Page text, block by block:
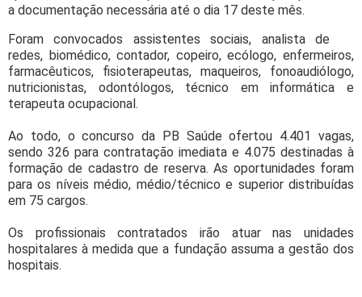
a documentação necessária até o dia 17 deste mês.
Foram convocados assistentes sociais, analista de
redes, biomédico, contador, copeiro, ecólogo, enfermeiros,
farmacêuticos, fisioterapeutas, maqueiros, fonoaudiólogo,
nutricionistas, odontólogos, técnico em informática e
terapeuta ocupacional.
Ao todo, o concurso da PB Saúde ofertou 4.401 vagas,
sendo 326 para contratação imediata e 4.075 destinadas à
formação de cadastro de reserva. As oportunidades foram
para os níveis médio, médio/técnico e superior distribuídas
em 75 cargos.
Os profissionais contratados irão atuar nas unidades
hospitalares à medida que a fundação assuma a gestão dos
hospitais.